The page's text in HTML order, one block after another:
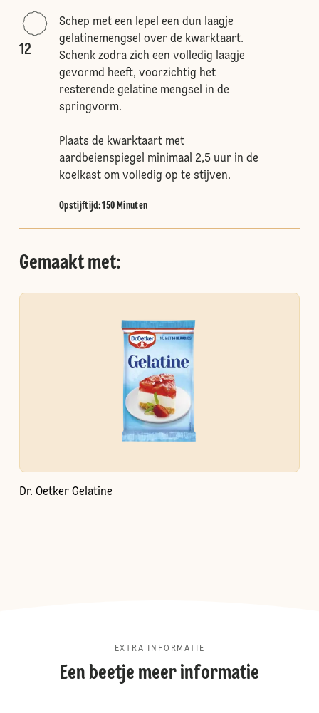
12
Schep met een lepel een dun laagje
gelatinemengsel over de kwarktaart.
Schenk zodra zich een volledig laagje
gevormd heeft, voorzichtig het
resterende gelatine mengsel in de
springvorm.
Plaats de kwarktaart met
aardbeienspiegel minimaal 2,5 uur in de
koelkast om volledig op te stijven.
Opstijftijd: 150 Minuten
Gemaakt met:
Dr. Oetker Gelatine
EXTRA INFORMATIE
Een beetje meer informatie